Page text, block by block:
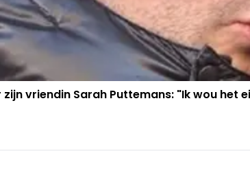
vriendin Sarah Puttemans: "Ik wou het